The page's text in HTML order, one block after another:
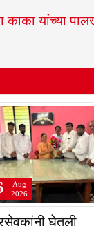
काका यांच्या
कृषिउत्पन्न
06
Aug
2026